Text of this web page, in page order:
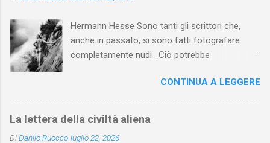
l’assassinio del piccolo figlio dell’aviatore
Charles Lindbergh (nel romanzo e nel film
chiamato Armstrong e padre di una bimba).
bianco e nero e parte con colori seppiati e ha i
ritmi di un reportage giornalistico. Terminato
l’antefatto, l’azione si sposta nel 1935 e la
Hermann Hesse Sono tanti gli scrittori che,
anche in passato, si sono fatti fotografare
completamente nudi . Ciò potrebbe
scrittori di cui si parla erano assai famosi
quando decisero di mettersi in posa senza veli.
Ovvero, le loro fotografie nature non erano
CONTINUA A LEGGERE
La lettera della civiltà aliena
DiDanilo Ruocco luglio 22, 2026